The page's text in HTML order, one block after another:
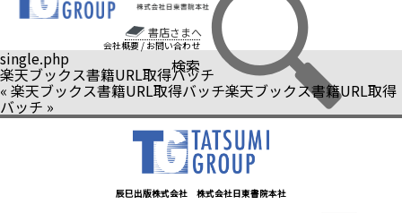
書店さまへ
会社概要 / お問い合わせ
検索
single.php
楽天ブックス書籍URL取得バッチ
« 楽天ブックス書籍URL取得バッチ楽天ブックス書籍URL取得
バッチ »
辰巳出版株式会社 株式会社日東書院本社